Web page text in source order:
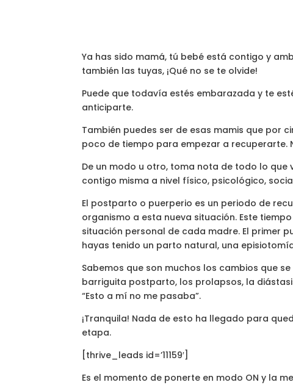
Ya has sido mamá, tú bebé está contigo y
también las tuyas, ¡Qué no se te olvide!
Puede que todavía estés embarazada y te
anticiparte.
También puedes ser de esas mamis que por
poco de tiempo para empezar a recuperarte.
De un modo u otro, toma nota de todo lo
contigo misma a nivel físico, psicológico,
El postparto o puerperio es un periodo de
organismo a esta nueva situación. Este
situación personal de cada madre. El primer
hayas tenido un parto natural, una
Sabemos que son muchos los cambios que
barriguita postparto, los prolapsos, la
“Esto a mí no me pasaba”.
¡Tranquila! Nada de esto ha llegado para
etapa.
[thrive_leads id=’11159′]
Es el momento de ponerte en modo ON y la